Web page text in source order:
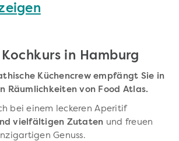
in Hamburg
Küchencrew empfängt Sie in
Räumlichkeiten von Food Atlas.
bei einem leckeren Aperitif
vielfältigen Zutaten und freuen
Genuss.